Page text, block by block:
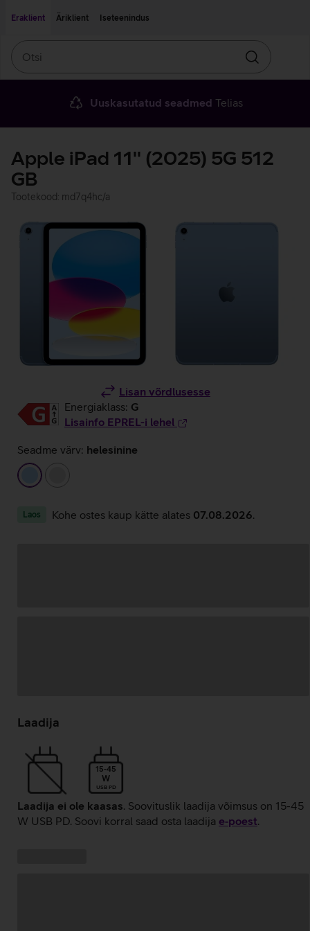
Eraklient
Äriklient Iseteenindus
Otsin
Uuskasutatud seadmed Telias
Apple iPad 11'' (2025) 5G 512
GB
Tootekood: md7q4hc/a
Lisan võrdlusesse
Energiaklass: G
Lisainfo EPREL-i lehel
Seadme värv: helesinine
helesinine
Laos Kohe ostes kaup kätte alates 07.08.2026
laadimine
Laadija
15-45
W
USB PD
Laadija ei ole kaasas. Soovituslik laadija võimsus on 15-45
W USB PD. Soovi korral saad osta laadija e‑poest.